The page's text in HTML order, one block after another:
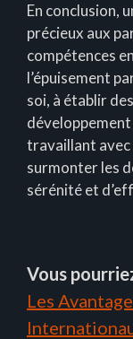
En conclusion,
précieux aux
compétences
l’épuisement
soi, à établir
travaillant avec
surmonter les
sérénité et
Vous
Les